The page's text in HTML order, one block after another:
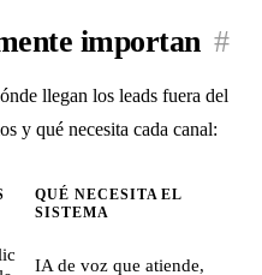
importan #
llegan los leads fuera del
y qué necesita cada canal:
QUÉ NECESITA EL
SISTEMA
IA de voz que atiende,